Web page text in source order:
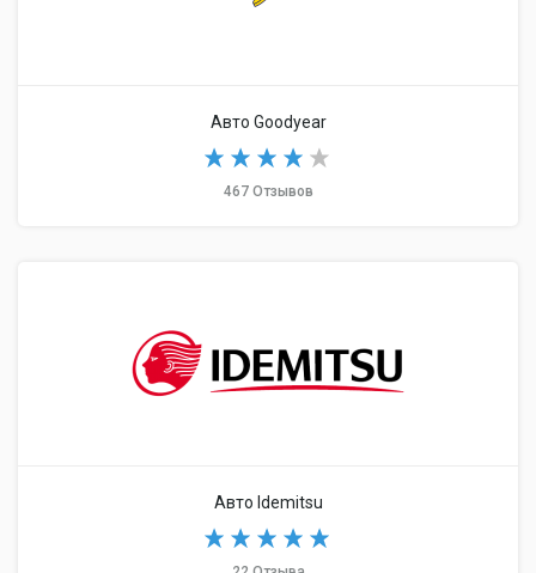
Авто Goodyear
467 Отзывов
Авто Idemitsu